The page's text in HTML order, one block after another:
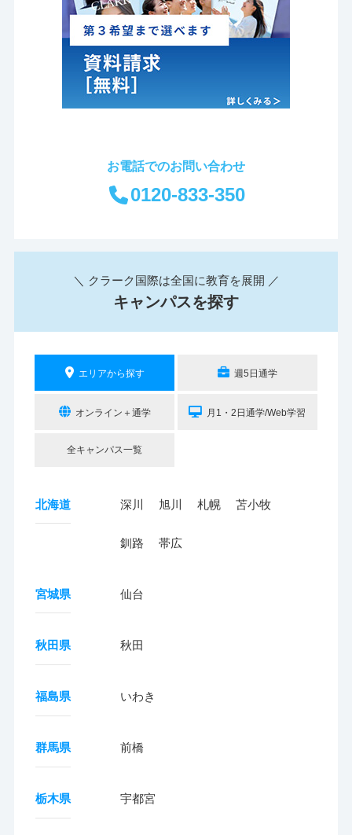
お電話でのお問い合わせ
0120-833-350
＼ クラーク国際は全国に教育を展開 ／
キャンパスを探す
エリアから探す 週5日通学
オンライン＋通学 月1・2日通学/Web学習
全キャンパス一覧
北海道 深川 旭川 札幌 苫小牧
釧路 帯広
宮城県 仙台
秋田県 秋田
福島県 いわき
群馬県 前橋
栃木県 宇都宮